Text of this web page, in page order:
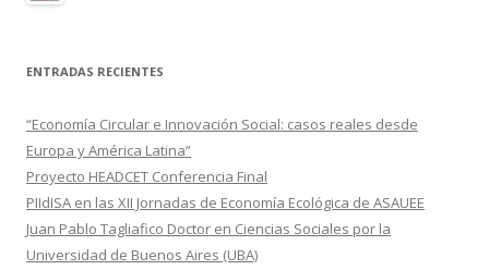
ENTRADAS RECIENTES
“Economía Circular e Innovación Social: casos reales desde
Europa y América Latina”
Proyecto HEADCET Conferencia Final
PIIdISA en las XII Jornadas de Economía Ecológica de ASAUEE
Juan Pablo Tagliafico Doctor en Ciencias Sociales por la
Universidad de Buenos Aires (UBA)